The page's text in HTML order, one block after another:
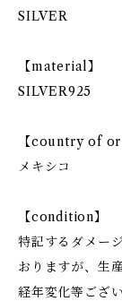
SILVER
【material】
SILVER925
【country of
メキシコ
【condition】
特記するダメー
おりますが、生
経年変化等ござ